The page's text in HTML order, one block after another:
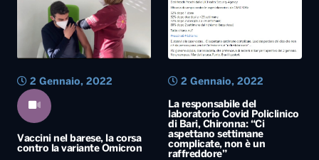
Vaccini nel barese, la corsa
contro la variante Omicron
2 Gennaio, 2022
La responsabile del
laboratorio Covid Policlinico
di Bari, Chironna: “Ci
aspettano settimane
complicate, non è un
raffreddore”
2 Gennaio, 2022